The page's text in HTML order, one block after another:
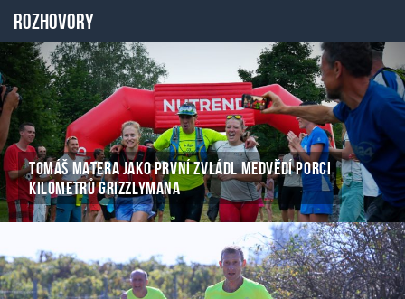
Rozhovory
TOMÁŠ MATERA JAKO PRVNÍ ZVLÁDL MEDVĚDÍ PORCI
KILOMETRŮ GRIZZLYMANA